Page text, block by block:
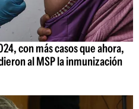
con más casos que ahora,
al MSP la inmunización